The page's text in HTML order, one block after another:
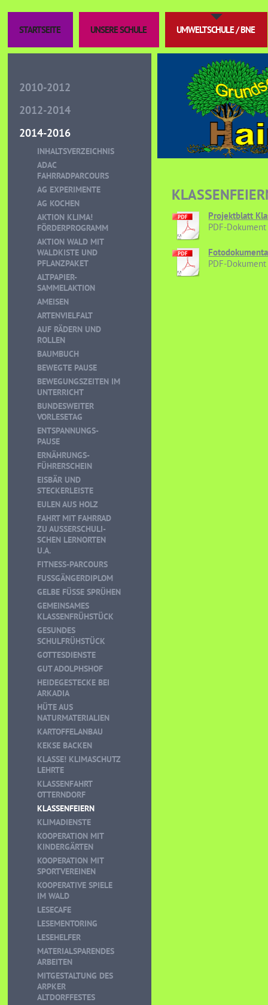
STARTSEITE UNSERE SCHULE UMWELTSCHULE / BNE
2010-2012
2012-2014
2014-2016
INHALTSVERZEICHNIS
ADAC
FAHRRADPARCOURS
AG EXPERIMENTE
AG KOCHEN
AKTION KLIMA!
FÖRDERPROGRAMM
AKTION WALD MIT
WALDKISTE UND
PFLANZPAKET
ALTPAPIER-
SAMMELAKTION
AMEISEN
ARTENVIELFALT
AUF RÄDERN UND
ROLLEN
BAUMBUCH
BEWEGTE PAUSE
BEWEGUNGSZEITEN IM
UNTERRICHT
BUNDESWEITER
VORLESETAG
ENTSPANNUNGS-
PAUSE
ERNÄHRUNGS-
FÜHRERSCHEIN
EISBÄR UND
STECKERLEISTE
EULEN AUS HOLZ
FAHRT MIT FAHRRAD
ZU AUSSERSCHULI-S
CHEN LERNORTEN U
.A.
FITNESS-PARCOURS
FUSSGÄNGERDIPLOM
GELBE FÜSSE SPRÜHEN
GEMEINSAMES
KLASSENFRÜHSTÜCK
GESUNDES
SCHULFRÜHSTÜCK
GOTTESDIENSTE
GUT ADOLPHSHOF
HEIDEGESTECKE BEI
ARKADIA
HÜTE AUS
NATURMATERIALIEN
KARTOFFELANBAU
KEKSE BACKEN
KLASSE! KLIMASCHUTZ
LEHRTE
KLASSENFAHRT
OTTERNDORF
KLASSENFEIERN
KLIMADIENSTE
KOOPERATION MIT
KINDERGÄRTEN
KOOPERATION MIT
SPORTVEREINEN
KOOPERATIVE SPIELE
IM WALD
LESECAFE
LESEMENTORING
LESEHELFER
MATERIALSPARENDES
ARBEITEN
MITGESTALTUNG DES
ARPKER
ALTDORFFESTES
Projektblatt
PDF-
PDF-